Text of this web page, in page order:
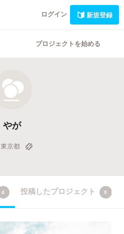
ログイン 新規登録
プロジェクトを始める
やが
東京都
4 投稿したプロジェクト 0